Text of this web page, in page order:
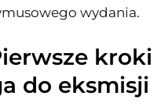
wydania.
kroki
do eksmisji